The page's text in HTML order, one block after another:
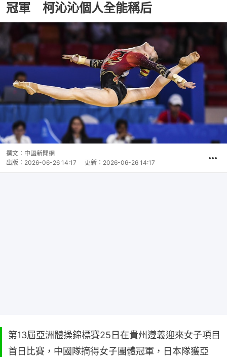
冠軍 柯沁沁個人全能稱后
撰文： 中國新聞網
出版： 2026-06-26 14:17 更新： 2026-06-26 14:17
第13屆亞洲體操錦標賽25日在貴州遵義迎來女子項目
首日比賽，中國隊摘得女子團體冠軍，日本隊獲亞